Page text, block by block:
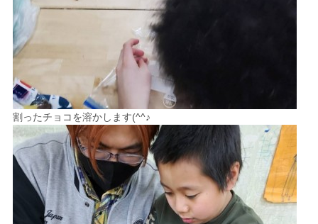
割ったチョコを溶かします(^^♪